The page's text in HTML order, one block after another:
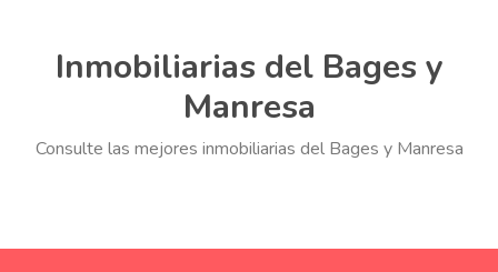
Inmobiliarias del Bages y
Manresa
Consulte las mejores inmobiliarias del Bages y Manresa